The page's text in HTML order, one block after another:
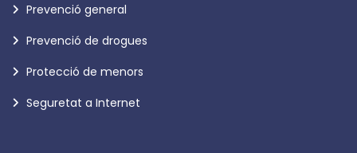
Prevenció general
Prevenció de drogues
Protecció de menors
Seguretat a Internet